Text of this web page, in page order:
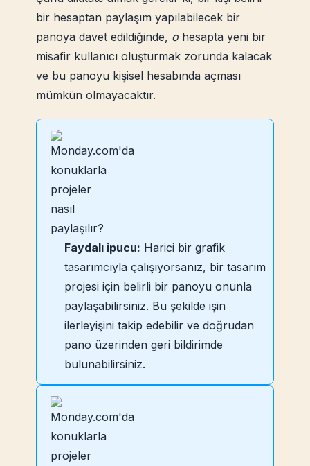
bir hesaptan paylaşım yapılabilecek bir
panoya davet edildiğinde, o hesapta yeni bir
misafir kullanıcı oluşturmak zorunda kalacak
ve bu panoyu kişisel hesabında açması
mümkün olmayacaktır.
Faydalı ipucu: Harici bir grafik
tasarımcıyla çalışıyorsanız, bir tasarım
projesi için belirli bir panoyu onunla
paylaşabilirsiniz. Bu şekilde işin
ilerleyişini takip edebilir ve doğrudan
pano üzerinden geri bildirimde
bulunabilirsiniz.